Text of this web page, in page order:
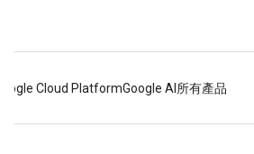
Google Cloud PlatformGoogle AI 所有產品